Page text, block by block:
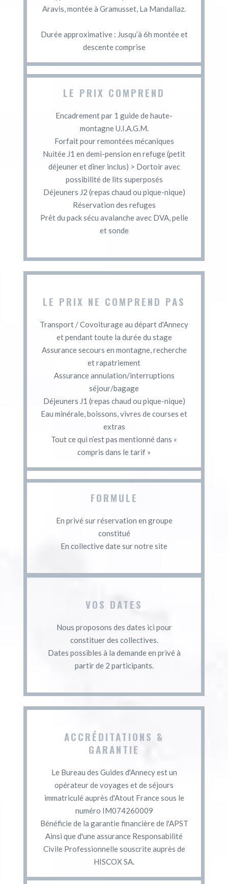
Aravis, montée à Gramusset, La Mandallaz.
Durée approximative : Jusqu’à 6h montée et
descente comprise
LE PRIX COMPREND
Encadrement par 1 guide de haute-
montagne U.I.A.G.M.
Forfait pour remontées mécaniques
Nuitée J1 en demi-pension en refuge (petit
déjeuner et dîner inclus) > Dortoir avec
possibilité de lits superposés
Déjeuners J2 (repas chaud ou pique-nique)
Réservation des refuges
Prêt du pack sécu avalanche avec DVA, pelle
et sonde
LE PRIX NE COMPREND PAS
Transport / Covoiturage au départ d'Annecy
et pendant toute la durée du stage
Assurance secours en montagne, recherche
et rapatriement
Assurance annulation/interruptions
séjour/bagage
Déjeuners J1 (repas chaud ou pique-nique)
Eau minérale, boissons, vivres de courses et
extras
Tout ce qui n’est pas mentionné dans «
compris dans le tarif »
FORMULE
En privé sur réservation en groupe
constitué
En collective date sur notre site
VOS DATES
Nous proposons des dates ici pour
constituer des collectives.
Dates possibles à la demande en privé à
partir de 2 participants.
ACCRÉDITATIONS &
GARANTIE
Le Bureau des Guides d'Annecy est un
opérateur de voyages et de séjours
immatriculé auprès d'Atout France sous le
numéro IM074260009
Bénéficie de la garantie financière de l'APST
Ainsi que d'une assurance Responsabilité
Civile Professionnelle souscrite auprès de
HISCOX SA.